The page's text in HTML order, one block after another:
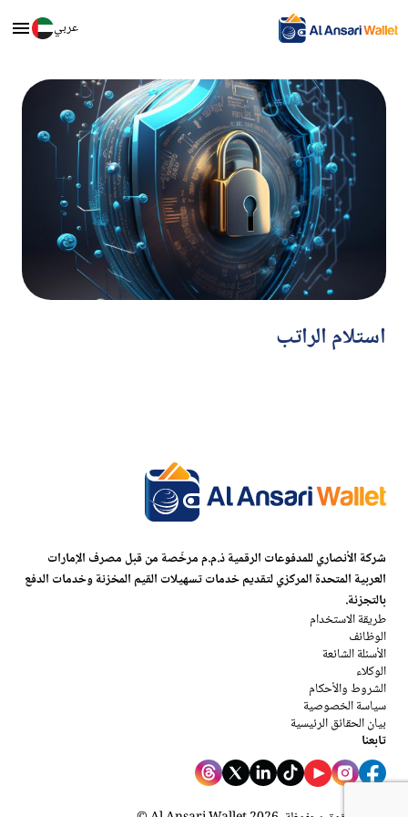
عربي
استلام الراتب
شركة الأنصاري للمدفوعات الرقمية ذ.م.م مرخّصة من قبل مصرف الإمارات
العربية المتحدة المركزي لتقديم خدمات تسهيلات القيم المخزنة وخدمات الدفع
بالتجزئة.
طريقة الاستخدام
الوظائف
الأسئلة الشائعة
الوكلاء
الشروط والأحكام
سياسة الخصوصية
بيان الحقائق الرئيسية
تابعنا